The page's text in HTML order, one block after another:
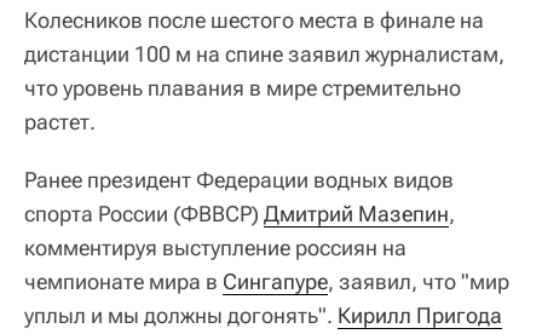
Колесников после шестого места в финале на
дистанции 100 м на спине заявил журналистам,
что уровень плавания в мире стремительно
растет.
Ранее президент Федерации водных видов
спорта России (ФВВСР) Дмитрий Мазепин,
комментируя выступление россиян на
чемпионате мира в Сингапуре, заявил, что "мир
уплыл и мы должны догонять". Кирилл Пригода